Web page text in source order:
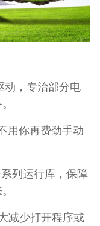
，专治部分电
你再费劲手动
列运行库，保障
少打开程序或